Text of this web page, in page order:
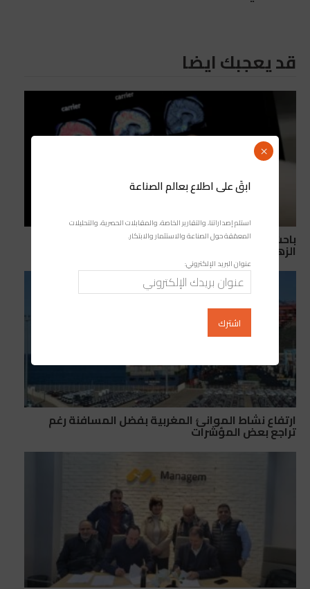
قد يعجبك ايضا
باحث مغربي يقود إنجازًا علميًا قد يغير طرق تشخيص
الزهايمر
ارتفاع نشاط الموانئ المغربية بفضل المسافنة رغم
تراجع بعض المؤشرات
ابقَ على اطلاع بعالم الصناعة
استلم إصداراتنا، والتقارير الخاصة، والمقابلات الحصرية، والتحليلات
المعمّقة حول الصناعة والاستثمار والابتكار.
عنوان البريد الإلكتروني:
×